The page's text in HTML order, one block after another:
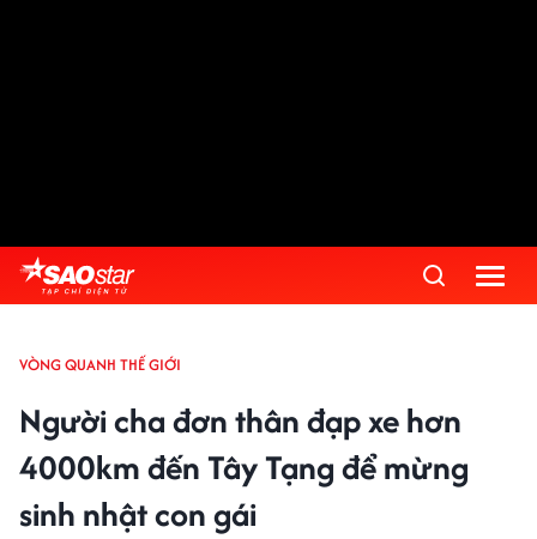
VÒNG QUANH THẾ GIỚI
Người cha đơn thân đạp xe hơn
4000km đến Tây Tạng để mừng
sinh nhật con gái